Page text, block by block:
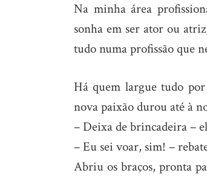
Na minha área
sonha em ser ator ou
tudo numa profissão que
Há quem largue tudo
nova paixão durou até à
– Deixa de brincadeira –
– Eu sei voar, sim! –
Abriu os braços, pronta